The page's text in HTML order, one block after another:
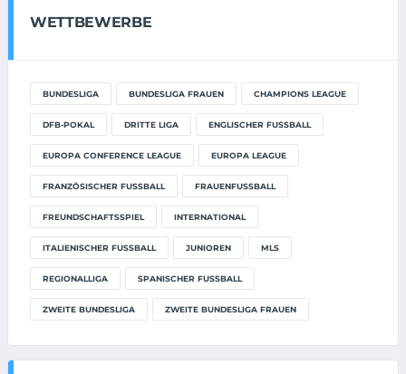
WETTBEWERBE
BUNDESLIGA BUNDESLIGA FRAUEN CHAMPIONS LEAGUE
DFB-POKAL DRITTE LIGA ENGLISCHER FUSSBALL
EUROPA CONFERENCE LEAGUE EUROPA LEAGUE
FRANZÖSISCHER FUSSBALL FRAUENFUSSBALL
FREUNDSCHAFTSSPIEL INTERNATIONAL
ITALIENISCHER FUSSBALL JUNIOREN MLS
REGIONALLIGA SPANISCHER FUSSBALL
ZWEITE BUNDESLIGA ZWEITE BUNDESLIGA FRAUEN